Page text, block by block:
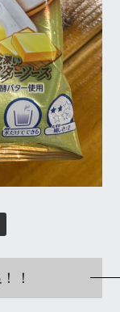
！